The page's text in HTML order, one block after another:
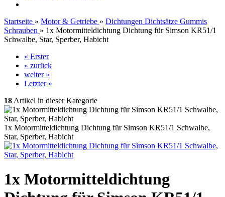
Startseite » Motor & Getriebe » Dichtungen Dichtsätze Gummis
Schrauben » 1x Motormitteldichtung Dichtung für Simson KR51/1
Schwalbe, Star, Sperber, Habicht
« Erster
« zurück
weiter »
Letzter »
18 Artikel in dieser Kategorie
1x Motormitteldichtung Dichtung für Simson KR51/1 Schwalbe,
Star, Sperber, Habicht
1x Motormitteldichtung